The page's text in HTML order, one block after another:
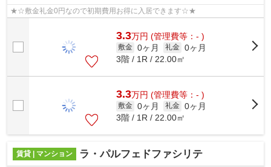
★☆敷金礼金0円なので初期費用お得に入居できます☆★
3.3万円 (管理費等：- )
敷金 0ヶ月 礼金 0ヶ月
3階 / 1R / 22.00㎡
3.3万円 (管理費等：- )
敷金 0ヶ月 礼金 0ヶ月
3階 / 1R / 22.00㎡
賃貸 | マンション ラ・パルフェドファシリテ